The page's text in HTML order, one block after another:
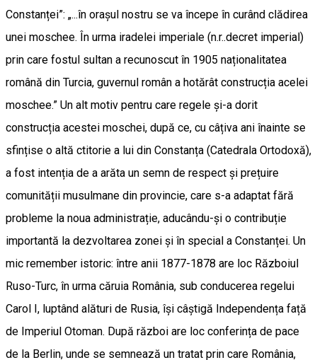
Constanței”: „...în orașul nostru se va începe în curând clădirea
unei moschee. În urma iradelei imperiale (n.r..decret imperial)
prin care fostul sultan a recunoscut în 1905 naționalitatea
română din Turcia, guvernul român a hotărât construcția acelei
moschee.” Un alt motiv pentru care regele și-a dorit
construcția acestei moschei, după ce, cu câțiva ani înainte se
sfințise o altă ctitorie a lui din Constanța (Catedrala Ortodoxă),
a fost intenția de a arăta un semn de respect și prețuire
comunității musulmane din provincie, care s-a adaptat fără
probleme la noua administrație, aducându-și o contribuție
importantă la dezvoltarea zonei și în special a Constanței. Un
mic remember istoric: între anii 1877-1878 are loc Războiul
Ruso-Turc, în urma căruia România, sub conducerea regelui
Carol I, luptând alături de Rusia, își câștigă Independența față
de Imperiul Otoman. După război are loc conferința de pace
de la Berlin, unde se semnează un tratat prin care România,